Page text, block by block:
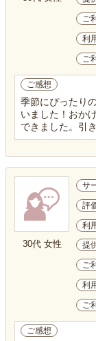
ご
利
ご
ご感想
季節にぴったり
いました！おか
できました。引
30代 女性
サ
評
利
提
ご
利
ご
ご感想